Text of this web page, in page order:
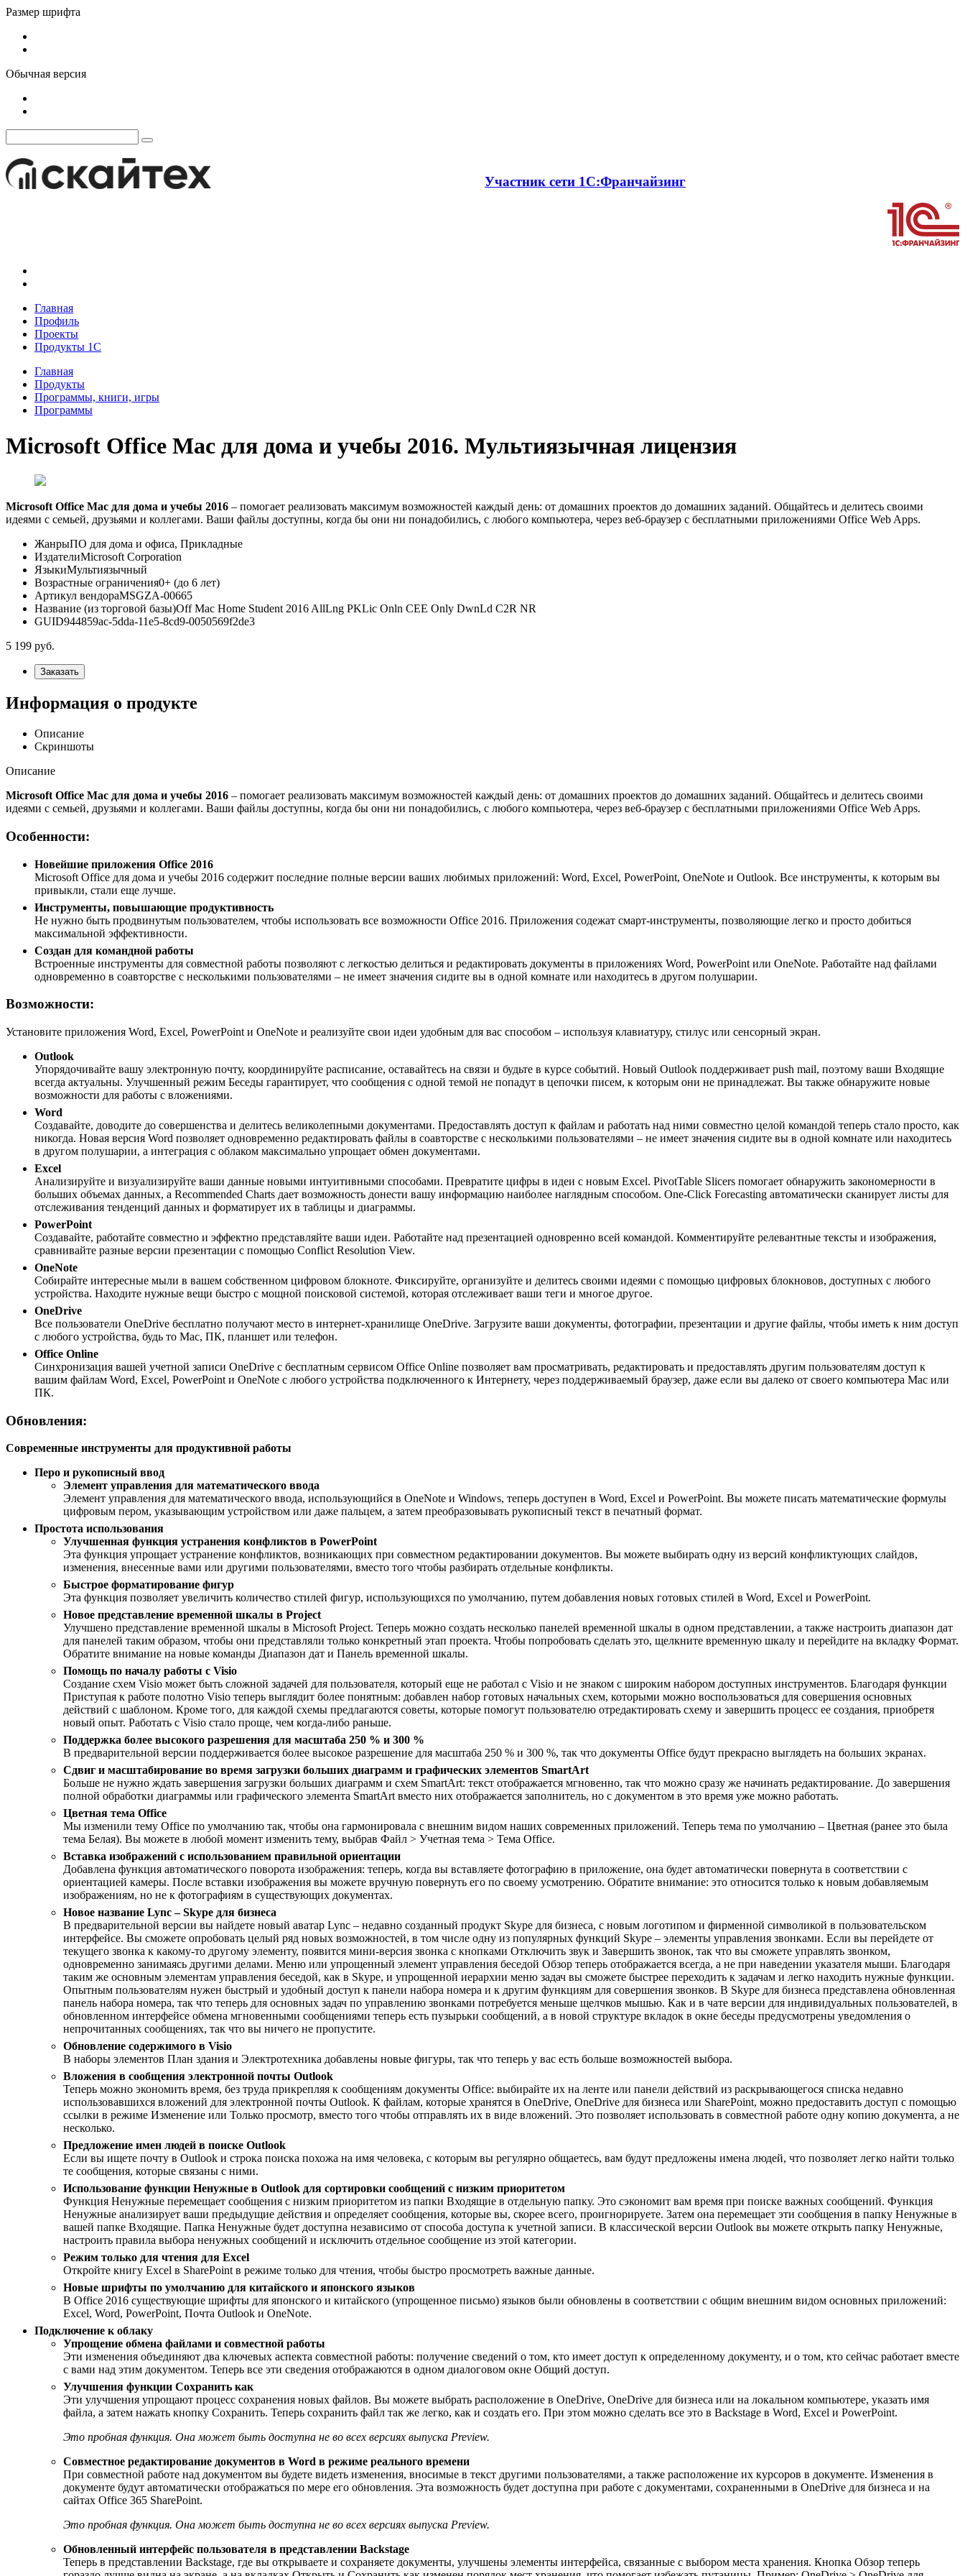
Размер шрифта
Обычная версия
Участник сети 1С:Франчайзинг
Главная
Профиль
Проекты
Продукты 1С
Главная
Продукты
Программы, книги, игры
Программы
Microsoft Office Mac для дома и учебы 2016. Мультиязычная лицензия
Microsoft Office Mac для дома и учебы 2016 – помогает реализовать максимум возможностей каждый день: от домашних проектов до домашних заданий. Общайтесь и делитесь своими
идеями с семьей, друзьями и коллегами. Ваши файлы доступны, когда бы они ни понадобились, с любого компьютера, через веб-браузер с бесплатными приложениями Office Web Apps.
ЖанрыПО для дома и офиса, Прикладные
ИздателиMicrosoft Corporation
ЯзыкиМультиязычный
Возрастные ограничения0+ (до 6 лет)
Артикул вендораMSGZA-00665
Название (из торговой базы)Off Mac Home Student 2016 AllLng PKLic Onln CEE Only DwnLd C2R NR
GUID944859ac-5dda-11e5-8cd9-0050569f2de3
5 199 руб.
Заказать
Информация о продукте
Описание
Скриншоты
Описание
Microsoft Office Mac для дома и учебы 2016 – помогает реализовать максимум возможностей каждый день: от домашних проектов до домашних заданий. Общайтесь и делитесь своими
идеями с семьей, друзьями и коллегами. Ваши файлы доступны, когда бы они ни понадобились, с любого компьютера, через веб-браузер с бесплатными приложениями Office Web Apps.
Особенности:
Новейшие приложения Office 2016
Microsoft Office для дома и учебы 2016 содержит последние полные версии ваших любимых приложений: Word, Excel, PowerPoint, OneNote и Outlook. Все инструменты, к которым вы
привыкли, стали еще лучше.
Инструменты, повышающие продуктивность
Не нужно быть продвинутым пользователем, чтобы использовать все возможности Office 2016. Приложения содежат смарт-инструменты, позволяющие легко и просто добиться
максимальной эффективности.
Создан для командной работы
Встроенные инструменты для совместной работы позволяют с легкостью делиться и редактировать документы в приложениях Word, PowerPoint или OneNote. Работайте над файлами
одновременно в соавторстве с несколькими пользователями – не имеет значения сидите вы в одной комнате или находитесь в другом полушарии.
Возможности:
Установите приложения Word, Excel, PowerPoint и OneNote и реализуйте свои идеи удобным для вас способом – используя клавиатуру, стилус или сенсорный экран.
Outlook
Упорядочивайте вашу электронную почту, координируйте расписание, оставайтесь на связи и будьте в курсе событий. Новый Outlook поддерживает push mail, поэтому ваши Входящие
всегда актуальны. Улучшенный режим Беседы гарантирует, что сообщения с одной темой не попадут в цепочки писем, к которым они не принадлежат. Вы также обнаружите новые
возможности для работы с вложениями.
Word
Создавайте, доводите до совершенства и делитесь великолепными документами. Предоставлять доступ к файлам и работать над ними совместно целой командой теперь стало просто, как
никогда. Новая версия Word позволяет одновременно редактировать файлы в соавторстве с несколькими пользователями – не имеет значения сидите вы в одной комнате или находитесь
в другом полушарии, а интеграция с облаком максимально упрощает обмен документами.
Excel
Анализируйте и визуализируйте ваши данные новыми интуитивными способами. Превратите цифры в идеи с новым Excel. PivotTable Slicers помогает обнаружить закономерности в
больших объемах данных, а Recommended Charts дает возможность донести вашу информацию наиболее наглядным способом. One-Click Forecasting автоматически сканирует листы для
отслеживания тенденций данных и форматирует их в таблицы и диаграммы.
PowerPoint
Создавайте, работайте совместно и эффектно представляйте ваши идеи. Работайте над презентацией одновренно всей командой. Комментируйте релевантные тексты и изображения,
сравнивайте разные версии презентации с помощью Conflict Resolution View.
OneNote
Собирайте интересные мыли в вашем собственном цифровом блокноте. Фиксируйте, организуйте и делитесь своими идеями с помощью цифровых блокновов, доступных с любого
устройства. Находите нужные вещи быстро с мощной поисковой системой, которая отслеживает ваши теги и многое другое.
OneDrive
Все пользователи OneDrive бесплатно получают место в интернет-хранилище OneDrive. Загрузите ваши документы, фотографии, презентации и другие файлы, чтобы иметь к ним доступ
с любого устройства, будь то Mac, ПК, планшет или телефон.
Office Online
Синхронизация вашей учетной записи OneDrive с бесплатным сервисом Office Online позволяет вам просматривать, редактировать и предоставлять другим пользователям доступ к
вашим файлам Word, Excel, PowerPoint и OneNote с любого устройства подключенного к Интернету, через поддерживаемый браузер, даже если вы далеко от своего компьютера Mac или
ПК.
Обновления:
Современные инструменты для продуктивной работы
Перо и рукописный ввод
Элемент управления для математического ввода
Элемент управления для математического ввода, использующийся в OneNote и Windows, теперь доступен в Word, Excel и PowerPoint. Вы можете писать математические формулы
цифровым пером, указывающим устройством или даже пальцем, а затем преобразовывать рукописный текст в печатный формат.
Простота использования
Улучшенная функция устранения конфликтов в PowerPoint
Эта функция упрощает устранение конфликтов, возникающих при совместном редактировании документов. Вы можете выбирать одну из версий конфликтующих слайдов,
изменения, внесенные вами или другими пользователями, вместо того чтобы разбирать отдельные конфликты.
Быстрое форматирование фигур
Эта функция позволяет увеличить количество стилей фигур, использующихся по умолчанию, путем добавления новых готовых стилей в Word, Excel и PowerPoint.
Новое представление временной шкалы в Project
Улучшено представление временной шкалы в Microsoft Project. Теперь можно создать несколько панелей временной шкалы в одном представлении, а также настроить диапазон дат
для панелей таким образом, чтобы они представляли только конкретный этап проекта. Чтобы попробовать сделать это, щелкните временную шкалу и перейдите на вкладку Формат.
Обратите внимание на новые команды Диапазон дат и Панель временной шкалы.
Помощь по началу работы с Visio
Создание схем Visio может быть сложной задачей для пользователя, который еще не работал с Visio и не знаком с широким набором доступных инструментов. Благодаря функции
Приступая к работе полотно Visio теперь выглядит более понятным: добавлен набор готовых начальных схем, которыми можно воспользоваться для совершения основных
действий с шаблоном. Кроме того, для каждой схемы предлагаются советы, которые помогут пользователю отредактировать схему и завершить процесс ее создания, приобретя
новый опыт. Работать с Visio стало проще, чем когда-либо раньше.
Поддержка более высокого разрешения для масштаба 250 % и 300 %
В предварительной версии поддерживается более высокое разрешение для масштаба 250 % и 300 %, так что документы Office будут прекрасно выглядеть на больших экранах.
Сдвиг и масштабирование во время загрузки больших диаграмм и графических элементов SmartArt
Больше не нужно ждать завершения загрузки больших диаграмм и схем SmartArt: текст отображается мгновенно, так что можно сразу же начинать редактирование. До завершения
полной обработки диаграммы или графического элемента SmartArt вместо них отображается заполнитель, но с документом в это время уже можно работать.
Цветная тема Office
Мы изменили тему Office по умолчанию так, чтобы она гармонировала с внешним видом наших современных приложений. Теперь тема по умолчанию – Цветная (ранее это была
тема Белая). Вы можете в любой момент изменить тему, выбрав Файл > Учетная тема > Тема Office.
Вставка изображений с использованием правильной ориентации
Добавлена функция автоматического поворота изображения: теперь, когда вы вставляете фотографию в приложение, она будет автоматически повернута в соответствии с
ориентацией камеры. После вставки изображения вы можете вручную повернуть его по своему усмотрению. Обратите внимание: это относится только к новым добавляемым
изображениям, но не к фотографиям в существующих документах.
Новое название Lync – Skype для бизнеса
В предварительной версии вы найдете новый аватар Lync – недавно созданный продукт Skype для бизнеса, с новым логотипом и фирменной символикой в пользовательском
интерфейсе. Вы сможете опробовать целый ряд новых возможностей, в том числе одну из популярных функций Skype – элементы управления звонками. Если вы перейдете от
текущего звонка к какому-то другому элементу, появится мини-версия звонка с кнопками Отключить звук и Завершить звонок, так что вы сможете управлять звонком,
одновременно занимаясь другими делами. Меню или упрощенный элемент управления беседой Обзор теперь отображается всегда, а не при наведении указателя мыши. Благодаря
таким же основным элементам управления беседой, как в Skype, и упрощенной иерархии меню задач вы сможете быстрее переходить к задачам и легко находить нужные функции.
Опытным пользователям нужен быстрый и удобный доступ к панели набора номера и к другим функциям для совершения звонков. В Skype для бизнеса представлена обновленная
панель набора номера, так что теперь для основных задач по управлению звонками потребуется меньше щелчков мышью. Как и в чате версии для индивидуальных пользователей, в
обновленном интерфейсе обмена мгновенными сообщениями теперь есть пузырьки сообщений, а в новой структуре вкладок в окне беседы предусмотрены уведомления о
непрочитанных сообщениях, так что вы ничего не пропустите.
Обновление содержимого в Visio
В наборы элементов План здания и Электротехника добавлены новые фигуры, так что теперь у вас есть больше возможностей выбора.
Вложения в сообщения электронной почты Outlook
Теперь можно экономить время, без труда прикрепляя к сообщениям документы Office: выбирайте их на ленте или панели действий из раскрывающегося списка недавно
использовавшихся вложений для электронной почты Outlook. К файлам, которые хранятся в OneDrive, OneDrive для бизнеса или SharePoint, можно предоставить доступ с помощью
ссылки в режиме Изменение или Только просмотр, вместо того чтобы отправлять их в виде вложений. Это позволяет использовать в совместной работе одну копию документа, а не
несколько.
Предложение имен людей в поиске Outlook
Если вы ищете почту в Outlook и строка поиска похожа на имя человека, с которым вы регулярно общаетесь, вам будут предложены имена людей, что позволяет легко найти только
те сообщения, которые связаны с ними.
Использование функции Ненужные в Outlook для сортировки сообщений с низким приоритетом
Функция Ненужные перемещает сообщения с низким приоритетом из папки Входящие в отдельную папку. Это сэкономит вам время при поиске важных сообщений. Функция
Ненужные анализирует ваши предыдущие действия и определяет сообщения, которые вы, скорее всего, проигнорируете. Затем она перемещает эти сообщения в папку Ненужные в
вашей папке Входящие. Папка Ненужные будет доступна независимо от способа доступа к учетной записи. В классической версии Outlook вы можете открыть папку Ненужные,
настроить правила выбора ненужных сообщений и исключить отдельное сообщение из этой категории.
Режим только для чтения для Excel
Откройте книгу Excel в SharePoint в режиме только для чтения, чтобы быстро просмотреть важные данные.
Новые шрифты по умолчанию для китайского и японского языков
В Office 2016 существующие шрифты для японского и китайского (упрощенное письмо) языков были обновлены в соответствии с общим внешним видом основных приложений:
Excel, Word, PowerPoint, Почта Outlook и OneNote.
Подключение к облаку
Упрощение обмена файлами и совместной работы
Эти изменения объединяют два ключевых аспекта совместной работы: получение сведений о том, кто имеет доступ к определенному документу, и о том, кто сейчас работает вместе
с вами над этим документом. Теперь все эти сведения отображаются в одном диалоговом окне Общий доступ.
Улучшения функции Сохранить как
Эти улучшения упрощают процесс сохранения новых файлов. Вы можете выбрать расположение в OneDrive, OneDrive для бизнеса или на локальном компьютере, указать имя
файла, а затем нажать кнопку Сохранить. Теперь сохранить файл так же легко, как и создать его. При этом можно сделать все это в Backstage в Word, Excel и PowerPoint.
Это пробная функция. Она может быть доступна не во всех версиях выпуска Preview.
Совместное редактирование документов в Word в режиме реального времени
При совместной работе над документом вы будете видеть изменения, вносимые в текст другими пользователями, а также расположение их курсоров в документе. Изменения в
документе будут автоматически отображаться по мере его обновления. Эта возможность будет доступна при работе с документами, сохраненными в OneDrive для бизнеса и на
сайтах Office 365 SharePoint.
Это пробная функция. Она может быть доступна не во всех версиях выпуска Preview.
Обновленный интерфейс пользователя в представлении Backstage
Теперь в представлении Backstage, где вы открываете и сохраняете документы, улучшены элементы интерфейса, связанные с выбором места хранения. Кнопка Обзор теперь